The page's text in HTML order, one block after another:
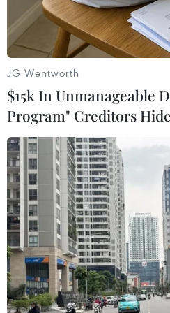
Xe đa dụng cỡ nhỏ (CUV)
Electric của Hyundai.
Hãng sản xuất ôtô
bố mức giá khởi điểm
dòng xe đa dụng cỡ nhỏ
JG Wentworth
$15k In Unmanageable
Program" Creditors